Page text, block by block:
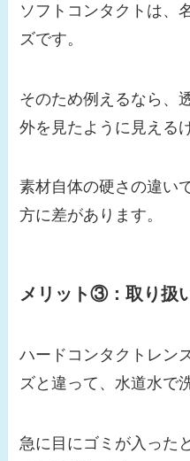
ソフトコンタクトは、
ズです。
そのため例えるなら、
外を見たように見える
素材自体の硬さの違い
方に差があります。
メリット③：取り扱
ハードコンタクトレン
ズと違って、水道水で
急に目にゴミが入った